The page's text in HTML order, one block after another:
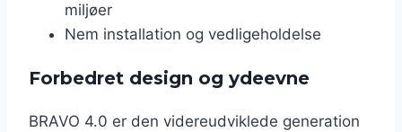
miljøer
Nem installation og vedligeholdelse
Forbedret design og ydeevne
BRAVO 4.0 er den videreudviklede generation